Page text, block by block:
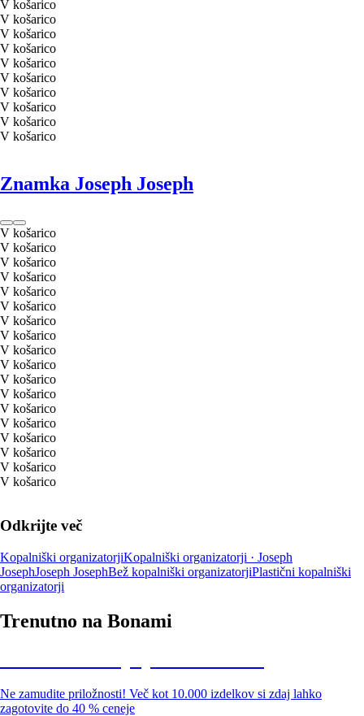
V košarico
V košarico
V košarico
V košarico
V košarico
V košarico
V košarico
V košarico
V košarico
V košarico
Znamka Joseph Joseph
V košarico
V košarico
V košarico
V košarico
V košarico
V košarico
V košarico
V košarico
V košarico
V košarico
V košarico
V košarico
V košarico
V košarico
V košarico
V košarico
V košarico
V košarico
Odkrijte več
Kopalniški organizatorjiKopalniški organizatorji · Joseph
JosephJoseph JosephBež kopalniški organizatorjiPlastični kopalniški
organizatorji
Trenutno na Bonami
Ne zamudite priložnosti! Več kot 10.000 izdelkov si zdaj lahko
zagotovite do 40 % ceneje